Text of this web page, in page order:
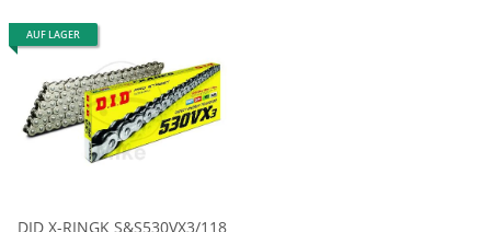
AUF LAGER
DID X-RINGK S&S530VX3/118